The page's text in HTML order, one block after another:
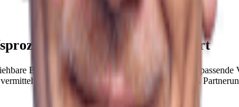
Schritt für Schritt erklärt
Bewertung, vollständige Unterlagen und eine
avendo Sie an ein eigenständiges regionales